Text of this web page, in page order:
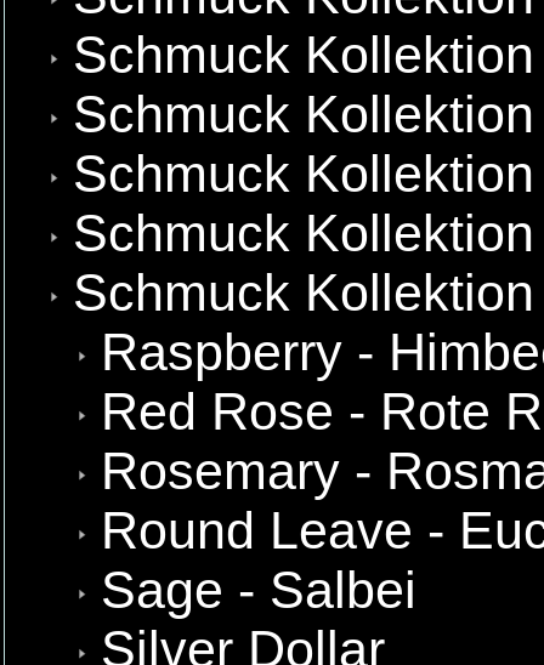
Schmuck
Schmuck
Schmuck
Schmuck
Schmuck
Raspberry -
Red Rose - Rote
Rosemary -
Round Leave -
Sage - Salbei
Silver Dollar